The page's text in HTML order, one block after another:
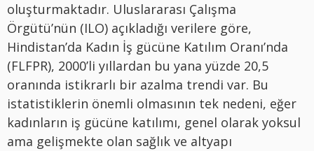
oluşturmaktadır. Uluslararası Çalışma
Örgütü’nün (ILO) açıkladığı verilere göre,
Hindistan’da Kadın İş gücüne Katılım Oranı’nda
(FLFPR), 2000’li yıllardan bu yana yüzde 20,5
oranında istikrarlı bir azalma trendi var. Bu
istatistiklerin önemli olmasının tek nedeni, eğer
kadınların iş gücüne katılımı, genel olarak yoksul
ama gelişmekte olan sağlık ve altyapı